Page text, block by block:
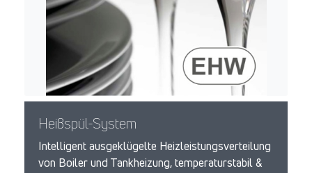
Heißspül-System
Intelligent ausgeklügelte Heizleistungsverteilung
von Boiler und Tankheizung, temperaturstabil &